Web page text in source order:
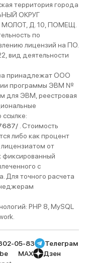
территория города
ОКРУГ
Д. 10, ПОМЕЩ.
по
лицензий на ПО.
вид деятельности
принадлежат ООО
программы ЭВМ №
для ЭВМ, реестровая
. Стоимость
либо как процент
лицензиатом от
фиксированный
с
Для точного расчета
PHP 8, MySQL
05-83
Телеграм
MAX
Дзен